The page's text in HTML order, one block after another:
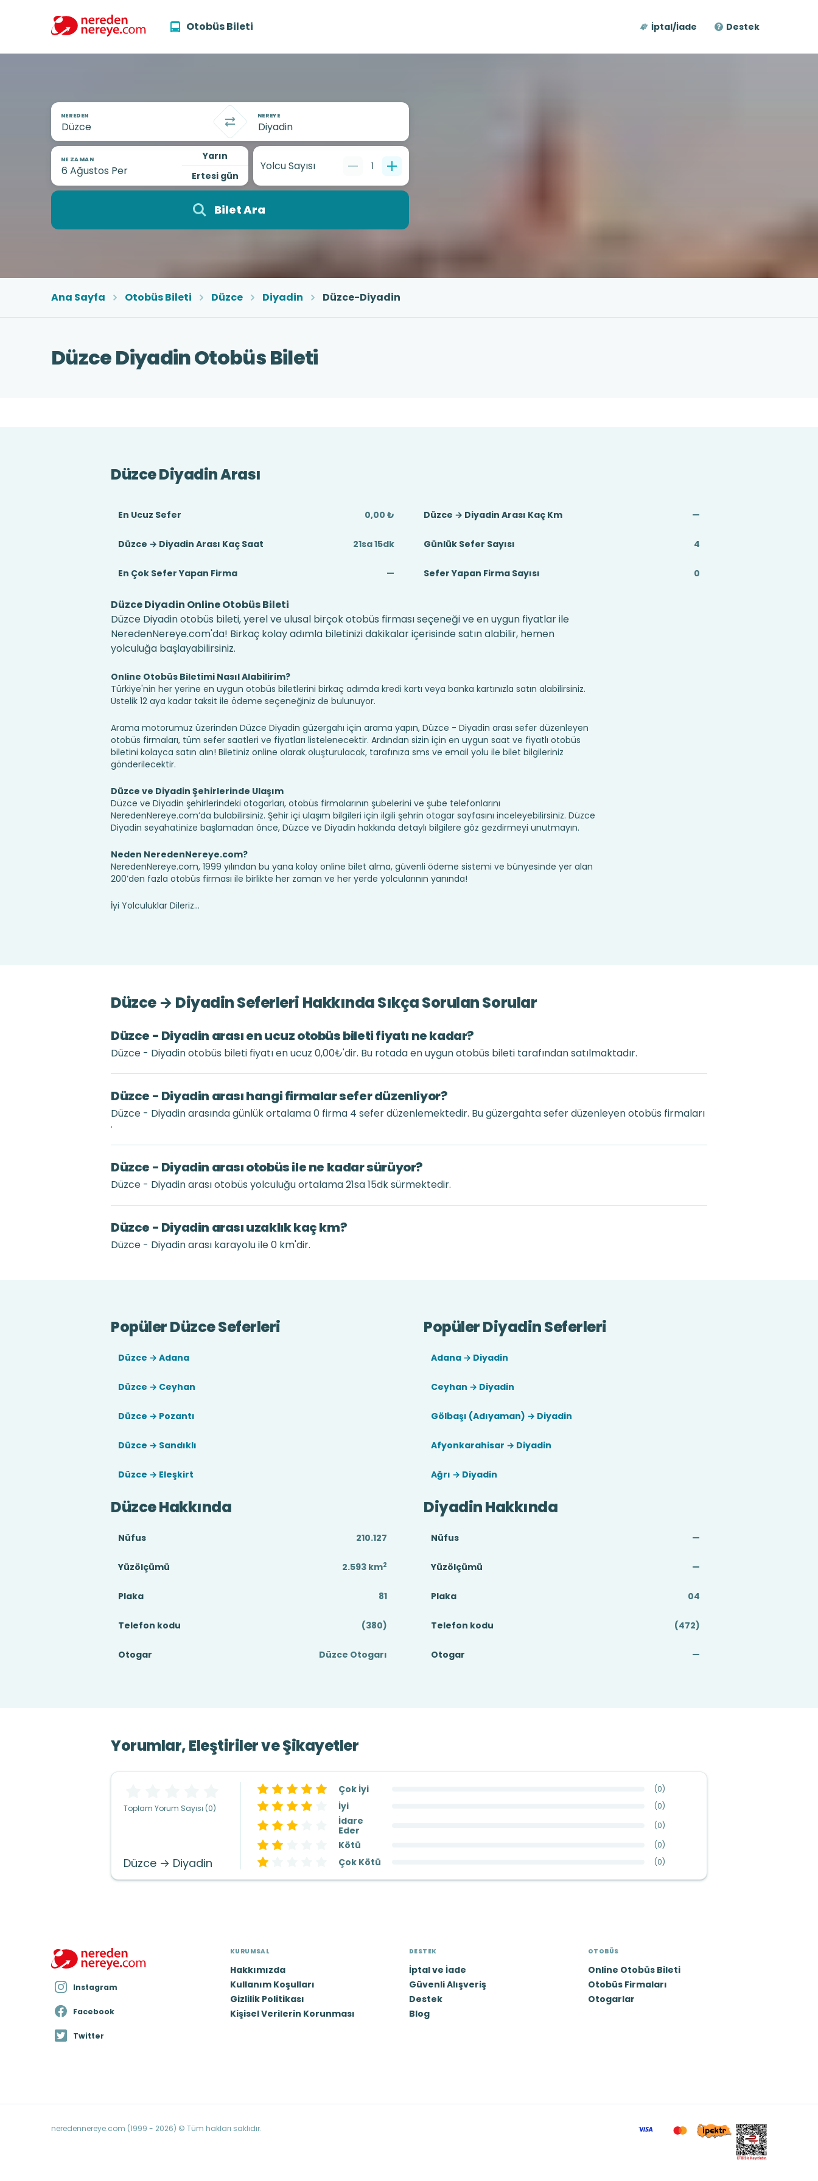
Otobüs Bileti İptal/İade Destek
NEREDEN NEREYE
NE ZAMAN
Yarın
Ertesi gün
Yolcu Sayısı 1
Bilet Ara
Ana Sayfa Otobüs Bileti Düzce Diyadin Düzce-Diyadin
Düzce Diyadin Otobüs Bileti
Düzce Diyadin Arası
En Ucuz Sefer 0,00 ₺ Düzce → Diyadin Arası Kaç Km —
Düzce → Diyadin Arası Kaç Saat 21sa 15dk Günlük Sefer Sayısı 4
En Çok Sefer Yapan Firma — Sefer Yapan Firma Sayısı 0
Düzce Diyadin Online Otobüs Bileti
Düzce Diyadin otobüs bileti, yerel ve ulusal birçok otobüs firması seçeneği ve en uygun fiyatlar ile
NeredenNereye.com'da! Birkaç kolay adımla biletinizi dakikalar içerisinde satın alabilir, hemen
yolculuğa başlayabilirsiniz.
Online Otobüs Biletimi Nasıl Alabilirim?
Türkiye'nin her yerine en uygun otobüs biletlerini birkaç adımda kredi kartı veya banka kartınızla satın alabilirsiniz.
Üstelik 12 aya kadar taksit ile ödeme seçeneğiniz de bulunuyor.
Arama motorumuz üzerinden Düzce Diyadin güzergahı için arama yapın, Düzce - Diyadin arası sefer düzenleyen
otobüs firmaları, tüm sefer saatleri ve fiyatları listelenecektir. Ardından sizin için en uygun saat ve fiyatlı otobüs
biletini kolayca satın alın! Biletiniz online olarak oluşturulacak, tarafınıza sms ve email yolu ile bilet bilgileriniz
gönderilecektir.
Düzce ve Diyadin Şehirlerinde Ulaşım
Düzce ve Diyadin şehirlerindeki otogarları, otobüs firmalarının şubelerini ve şube telefonlarını
NeredenNereye.com’da bulabilirsiniz. Şehir içi ulaşım bilgileri için ilgili şehrin otogar sayfasını inceleyebilirsiniz. Düzce
Diyadin seyahatinize başlamadan önce, Düzce ve Diyadin hakkında detaylı bilgilere göz gezdirmeyi unutmayın.
Neden NeredenNereye.com?
NeredenNereye.com, 1999 yılından bu yana kolay online bilet alma, güvenli ödeme sistemi ve bünyesinde yer alan
200’den fazla otobüs firması ile birlikte her zaman ve her yerde yolcularının yanında!
İyi Yolculuklar Dileriz...
Düzce → Diyadin Seferleri Hakkında Sıkça Sorulan Sorular
Düzce - Diyadin arası en ucuz otobüs bileti fiyatı ne kadar?
Düzce - Diyadin otobüs bileti fiyatı en ucuz 0,00₺'dir. Bu rotada en uygun otobüs bileti tarafından satılmaktadır.
Düzce - Diyadin arası hangi firmalar sefer düzenliyor?
Düzce - Diyadin arasında günlük ortalama 0 firma 4 sefer düzenlemektedir. Bu güzergahta sefer düzenleyen otobüs firmaları
.
Düzce - Diyadin arası otobüs ile ne kadar sürüyor?
Düzce - Diyadin arası otobüs yolculuğu ortalama 21sa 15dk sürmektedir.
Düzce - Diyadin arası uzaklık kaç km?
Düzce - Diyadin arası karayolu ile 0 km'dir.
Popüler Düzce Seferleri
Düzce → Adana
Düzce → Ceyhan
Düzce → Pozantı
Düzce → Sandıklı
Düzce → Eleşkirt
Popüler Diyadin Seferleri
Adana → Diyadin
Ceyhan → Diyadin
Gölbaşı (Adıyaman) → Diyadin
Afyonkarahisar → Diyadin
Ağrı → Diyadin
Düzce Hakkında
Nüfus 210.127
Yüzölçümü 2.593 km2
Plaka 81
Telefon kodu (380)
Otogar Düzce Otogarı
Diyadin Hakkında
Nüfus —
Yüzölçümü —
Plaka 04
Telefon kodu (472)
Otogar —
Yorumlar, Eleştiriler ve Şikayetler
Toplam Yorum Sayısı (0)
Düzce → Diyadin
Çok İyi (0)
İyi (0)
İdare
Eder
(0)
Kötü (0)
Çok Kötü (0)
Instagram
Facebook
Twitter
KURUMSAL
Hakkımızda
Kullanım Koşulları
Gizlilik Politikası
Kişisel Verilerin Korunması
DESTEK
İptal ve İade
Güvenli Alışveriş
Destek
Blog
OTOBÜS
Online Otobüs Bileti
Otobüs Firmaları
Otogarlar
neredennereye.com (1999 - 2026) © Tüm hakları saklıdır.